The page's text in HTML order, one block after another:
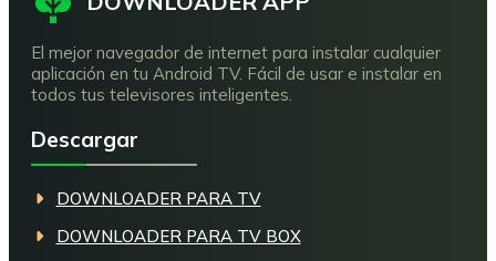
El mejor navegador de internet para instalar cualquier
aplicación en tu Android TV. Fácil de usar e instalar en
todos tus televisores inteligentes.
Descargar
DOWNLOADER PARA TV
DOWNLOADER PARA TV BOX